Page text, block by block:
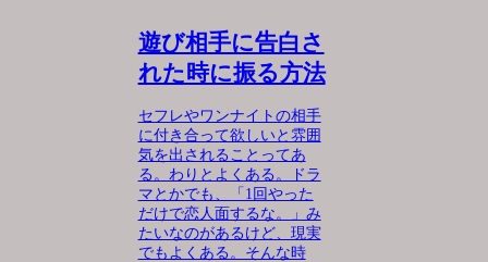
遊び相手に告白さ
れた時に振る方法
セフレやワンナイトの相手
に付き合って欲しいと雰囲
気を出されることってあ
る。わりとよくある。ドラ
マとかでも、「1回やった
だけで恋人面するな。」み
たいなのがあるけど、現実
でもよくある。そんな時